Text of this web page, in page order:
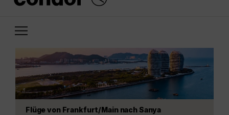
Flüge von Frankfurt/Main nach Sanya